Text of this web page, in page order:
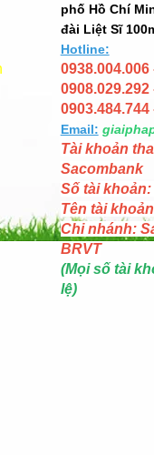
phố Hồ Chí
đài Liệt Sĩ
Hotline:
0938.004.006
0908.029.292
0903.484.744
Email:
Tài khoản
Sacombank
Số tài khoản:
Tên tài
Chi nhánh:
BRVT
(Mọi số tài
lệ)